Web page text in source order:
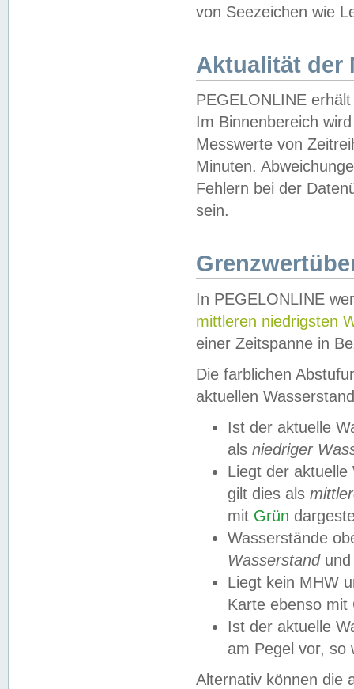
von Seezeichen wie
Aktualität der
PEGELONLINE
Im Binnenbereich
Messwerte von
Minuten.
Fehlern bei der
sein.
In PEGELONLINE
mittleren niedrigsten
einer Zeitspanne in
Die farblichen
aktuellen
Ist der aktuelle
als niedriger
Liegt der
gilt dies als
mit Grün
Wasserstände
Wasserstandund
Liegt kein MHW
Karte ebenso mit
Ist der aktuelle
am Pegel vor,
Alternativ können die